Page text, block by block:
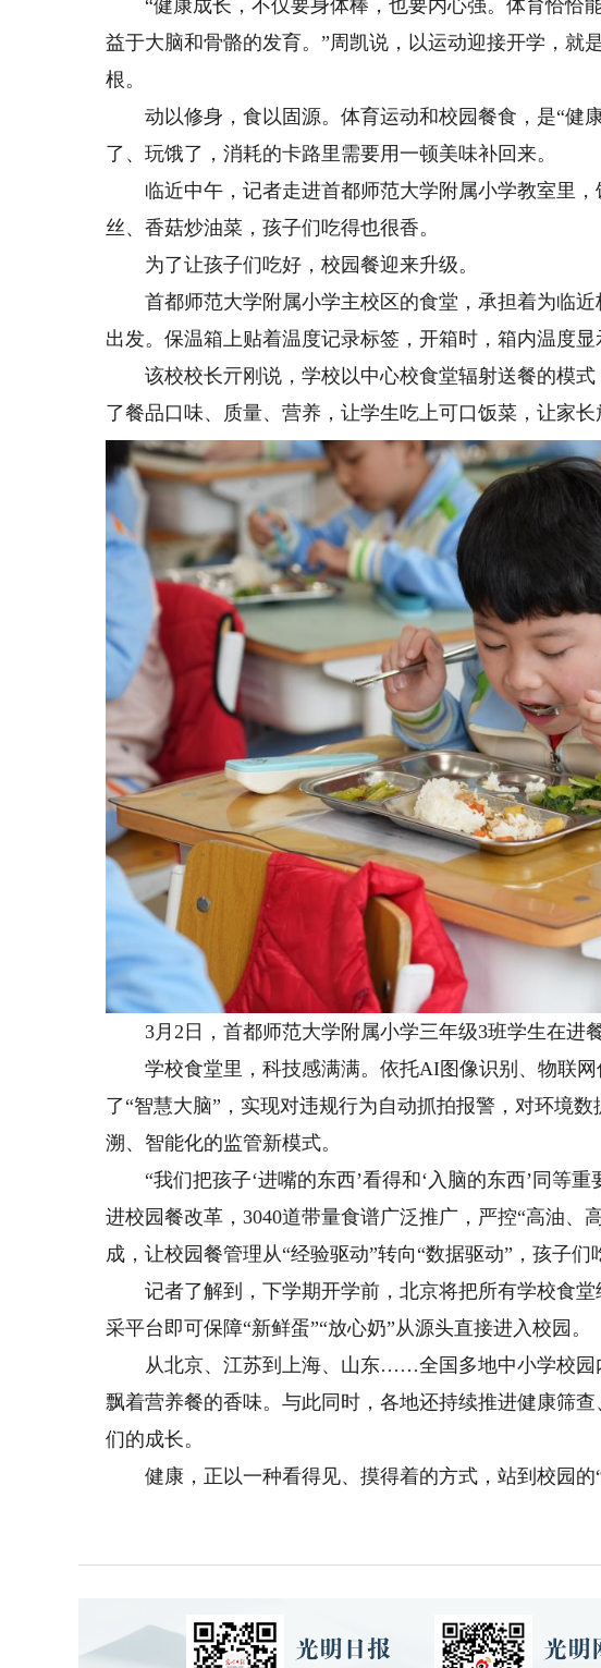
“健康成长，不仅要身体棒，也要内心强。体育恰恰
益于大脑和骨骼的发育。”周凯说，以运动迎接开学，就
根。
动以修身，食以固源。体育运动和校园餐食，是“健
了、玩饿了，消耗的卡路里需要用一顿美味补回来。
临近中午，记者走进首都师范大学附属小学教室里，
丝、香菇炒油菜，孩子们吃得也很香。
为了让孩子们吃好，校园餐迎来升级。
首都师范大学附属小学主校区的食堂，承担着为临近
出发。保温箱上贴着温度记录标签，开箱时，箱内温度显
该校校长亓刚说，学校以中心校食堂辐射送餐的模式
了餐品口味、质量、营养，让学生吃上可口饭菜，让家长
3月2日，首都师范大学附属小学三年级3班学生在进
学校食堂里，科技感满满。依托AI图像识别、物联网
了“智慧大脑”，实现对违规行为自动抓拍报警，对环境
溯、智能化的监管新模式。
“我们把孩子‘进嘴的东西’看得和‘入脑的东西’同等重
进校园餐改革，3040道带量食谱广泛推广，严控“高油、
成，让校园餐管理从“经验驱动”转向“数据驱动”，孩子们
记者了解到，下学期开学前，北京将把所有学校食堂
采平台即可保障“新鲜蛋”“放心奶”从源头直接进入校园。
从北京、江苏到上海、山东……全国多地中小学校园
飘着营养餐的香味。与此同时，各地还持续推进健康筛
们的成长。
健康，正以一种看得见、摸得着的方式，站到校园的